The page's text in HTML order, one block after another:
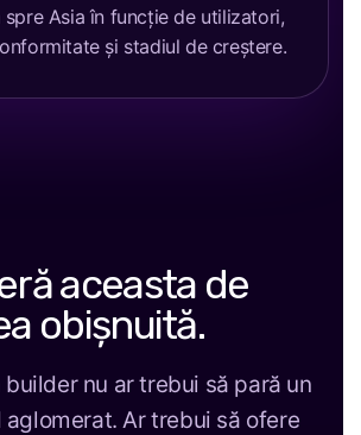
Asia în funcție de utilizatori,
și stadiul de creștere.
aceasta de
obișnuită.
nu ar trebui să pară un
aglomerat. Ar trebui să ofere